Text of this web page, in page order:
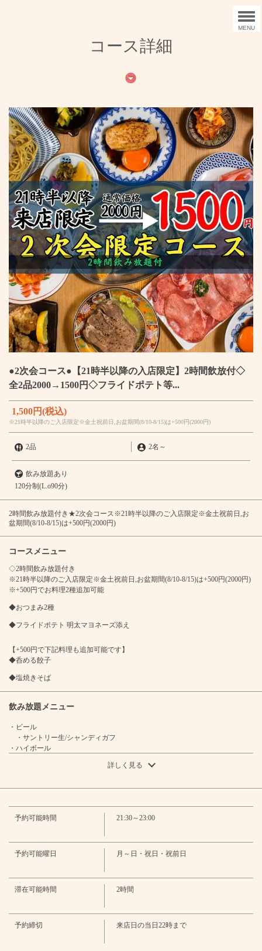
MENU
コース詳細
●2次会コース●【21時半以降の入店限定】2時間飲放付◇
全2品2000→1500円◇フライドポテト等...
1,500円(税込)
※21時半以降のご入店限定※金土祝前日,お盆期間(8/10-8/15)は+500円(2000円)
2品 2名 ～
飲み放題あり
120分制(L.o90分)
2時間飲み放題付き★2次会コース※21時半以降のご入店限定※金土祝前日,お
盆期間(8/10-8/15)は+500円(2000円)
コースメニュー
◇2時間飲み放題付き
※21時半以降のご入店限定※金土祝前日,お盆期間(8/10-8/15)は+500円(2000円)
※+500円でお料理2種追加可能
◆おつまみ2種
◆フライドポテト 明太マヨネーズ添え
【+500円で下記料理も追加可能です】
◆呑める餃子
◆塩焼きそば
飲み放題メニュー
・ビール
・サントリー生/シャンディガフ
・ハイボール
イボール/カルピスハイボール/ゆずハイボール/イチゴハイボール/パインハイ
・サワー
・オリジナルサワー
・焼酎
・わんこ（麦）ロック・ソーダ・水割り・ウーロン割・緑茶割/なんこ
・茉莉花（ロック・ソーダ・水割り・ウーロン割）
・翠ジンソーダ/翠ジンコーラ/翠ジンジンジャー/翠ジンウーロン
・ロック・ソーダ・水割り・ジンジャー割
詳しく見る
予約可能時間 21:30～23:00
予約可能曜日 月～日・祝日・祝前日
滞在可能時間 2時間
予約締切 来店日の当日22時まで
●2次会コース●【21時半以降の入店限定】2時間飲放付◇全2
品2000→1500円◇フライドポテト等... | 餃子酒場 肉汁とっ
東京都豊島区西池袋１-13-1 タグリート池袋2・3階
閉じる